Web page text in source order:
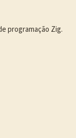
programação Zig.